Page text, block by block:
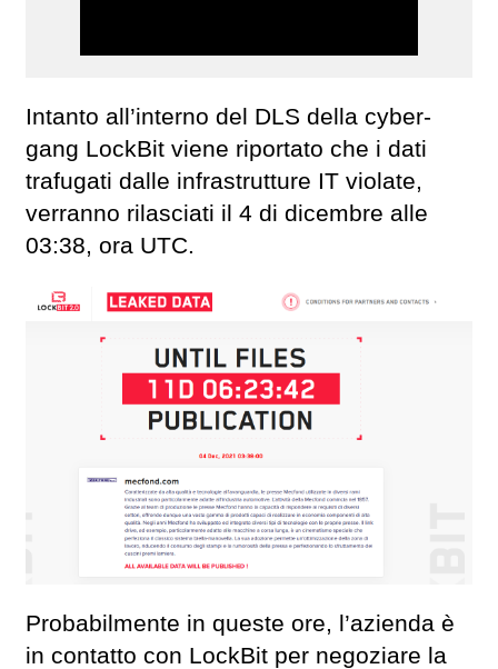
Intanto all’interno del DLS della cyber-
gang LockBit viene riportato che i dati
trafugati dalle infrastrutture IT violate,
verranno rilasciati il 4 di dicembre alle
03:38, ora UTC.
Probabilmente in queste ore, l’azienda è
in contatto con LockBit per negoziare la